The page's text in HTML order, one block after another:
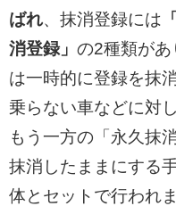
ばれ、抹消登録には
消登録」 の2種類があ
は一時的に登録を抹
乗らない車などに対
もう一方の「永久抹
抹消したままにする
体とセットで行われ